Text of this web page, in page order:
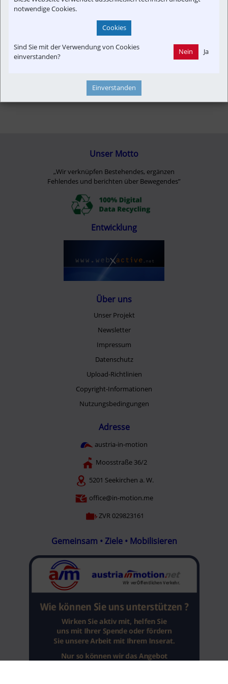
Unser Motto
„Wir verknüpfen Bestehendes, ergänzen
Fehlendes und berichten über Bewegendes”
Entwicklung
Über uns
Unser Projekt
Newsletter
Impressum
Datenschutz
Upload-Richtlinien
Copyright-Informationen
Nutzungsbedingungen
Adresse
austria-in-motion
Moosstraße 36/2
5201 Seekirchen a. W.
office@in-motion.me
ZVR 029823161
Gemeinsam • Ziele • Mobilisieren
notwendige Cookies.
Cookies
Sind Sie mit der Verwendung von Cookies
einverstanden?
Nein Ja
Einverstanden